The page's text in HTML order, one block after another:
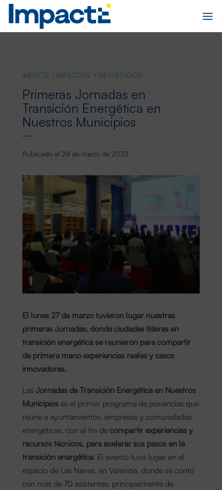
IMPACTE | IMPACTOS Y RESULTADOS
Primeras Jornadas en
Transición Energética en
Nuestros Municipios
Publicado el 29 de marzo de 2023
El lunes 27 de marzo tuvieron lugar nuestras
primeras Jornadas, donde ciudades líderes en
transición energética se reunieron para compartir
de primera mano experiencias reales y casos
innovadores.
Las Jornadas de Transición Energética en Nuestros
Municipioses el primer programa de ponencias que
reúne a ayuntamientos, empresas y comunidades
energéticas, con el fin de compartir experiencias y
recursos técnicos, para acelerar sus pasos en la
transición energética. El evento tuvo lugar en el
espacio de Las Naves, en Valencia, donde se contó
con más de 70 asistentes, principalmente de